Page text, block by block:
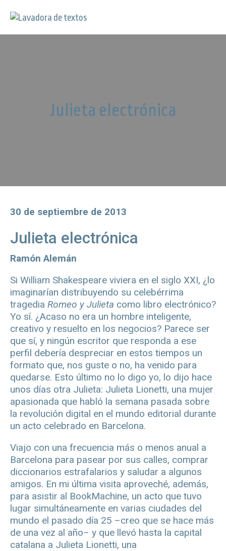
Julieta electrónica
30 de septiembre de 2013
Julieta electrónica
Ramón Alemán
Si William Shakespeare viviera en el siglo XXI, ¿lo
imaginarían distribuyendo su celebérrima
tragedia Romeo y Julieta como libro electrónico?
Yo sí. ¿Acaso no era un hombre inteligente,
creativo y resuelto en los negocios? Parece ser
que sí, y ningún escritor que responda a ese
perfil debería despreciar en estos tiempos un
formato que, nos guste o no, ha venido para
quedarse. Esto último no lo digo yo, lo dijo hace
unos días otra Julieta: Julieta Lionetti, una mujer
apasionada que habló la semana pasada sobre
la revolución digital en el mundo editorial durante
un acto celebrado en Barcelona.
Viajo con una frecuencia más o menos anual a
Barcelona para pasear por sus calles, comprar
diccionarios estrafalarios y saludar a algunos
amigos. En mi última visita aproveché, además,
para asistir al BookMachine, un acto que tuvo
lugar simultáneamente en varias ciudades del
mundo el pasado día 25 –creo que se hace más
de una vez al año– y que llevó hasta la capital
catalana a Julieta Lionetti, una